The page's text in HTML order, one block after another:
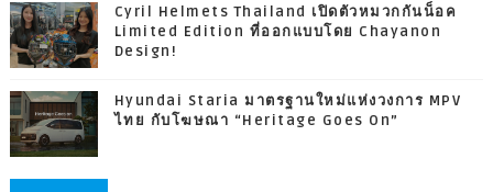
Cyril Helmets Thailand เปิดตัวหมวกกันน็อค
Limited Edition ที่ออกแบบโดย Chayanon
Design!
Hyundai Staria มาตรฐานใหม่แห่งวงการ MPV
ไทย กับโฆษณา “Heritage Goes On”